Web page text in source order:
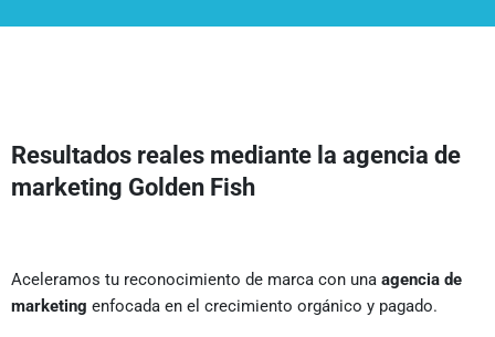
Resultados reales mediante la agencia de
marketing Golden Fish
Aceleramos tu reconocimiento de marca con una agencia de
marketing enfocada en el crecimiento orgánico y pagado.